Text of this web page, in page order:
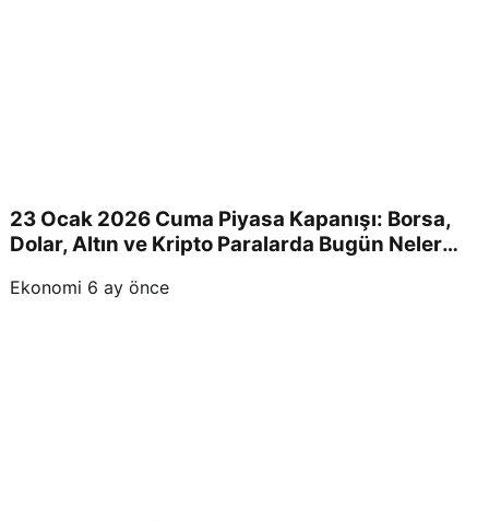
23 Ocak 2026 Cuma Piyasa Kapanışı: Borsa,
Dolar, Altın ve Kripto Paralarda Bugün Neler
Ekonomi 6 ay önce